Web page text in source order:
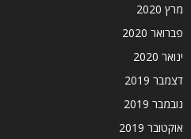
מרץ 2020
פברואר 2020
ינואר 2020
דצמבר 2019
נובמבר 2019
אוקטובר 2019